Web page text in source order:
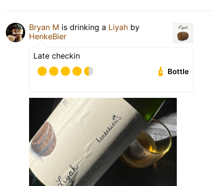
Bryan M is drinking a Liyah by
HenkeBier
Late checkin
Bottle